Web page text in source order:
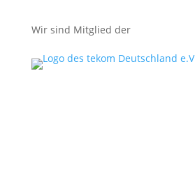
Wir sind Mitglied der